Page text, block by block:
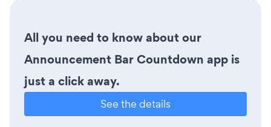
All you need to know about our
Announcement Bar Countdown app is
just a click away.
See the details